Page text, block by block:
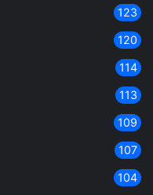
123
120
114
113
109
107
104